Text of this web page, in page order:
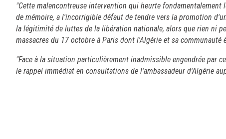
"Cette malencontreuse intervention qui heurte
de mémoire, a l'incorrigible défaut de tendre vers la promotion
la légitimité de luttes de la libération nationale, alors que rien ni
massacres du 17 octobre à Paris dont l'Algérie et sa
"Face à la situation particulièrement inadmissible engendrée par
le rappel immédiat en consultations de l'ambassadeur d'Algérie